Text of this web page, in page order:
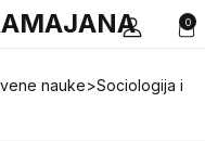
0
nauke>Sociologija i